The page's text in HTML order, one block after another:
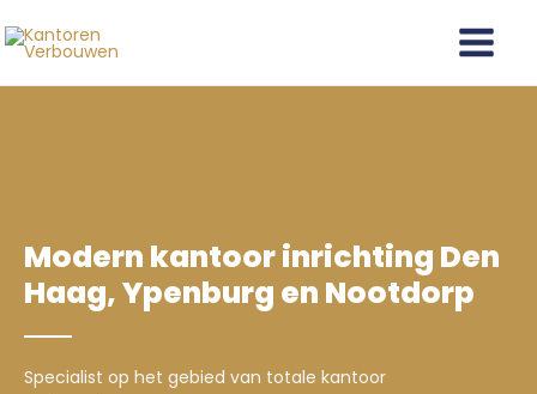
naar
Main
Menu
Modern kantoor inrichting Den
Haag, Ypenburg en Nootdorp
Specialist op het gebied van totale kantoor